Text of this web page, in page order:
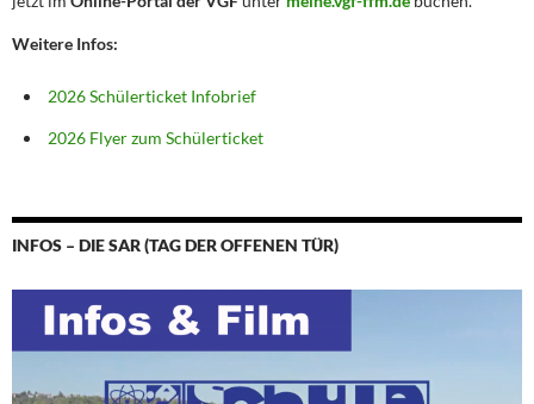
Weitere Infos:
2026 Schülerticket Infobrief
2026 Flyer zum Schülerticket
INFOS – DIE SAR (TAG DER OFFENEN TÜR)